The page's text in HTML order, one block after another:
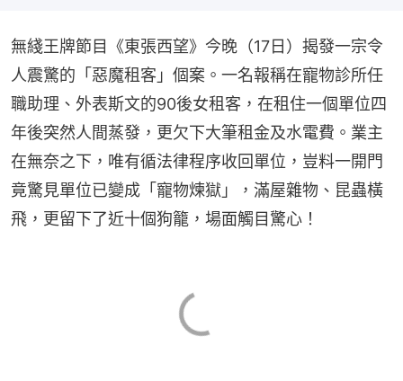
無綫王牌節目《東張西望》今晚（17日）揭發一宗令
人震驚的「惡魔租客」個案。一名報稱在寵物診所任
職助理、外表斯文的90後女租客，在租住一個單位四
年後突然人間蒸發，更欠下大筆租金及水電費。業主
在無奈之下，唯有循法律程序收回單位，豈料一開門
竟驚見單位已變成「寵物煉獄」，滿屋雜物、昆蟲橫
飛，更留下了近十個狗籠，場面觸目驚心！